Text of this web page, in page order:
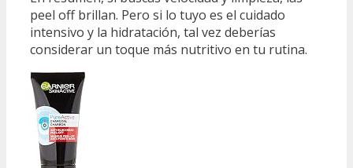
peel off brillan. Pero si lo tuyo es el cuidado
intensivo y la hidratación, tal vez deberías
considerar un toque más nutritivo en tu rutina.